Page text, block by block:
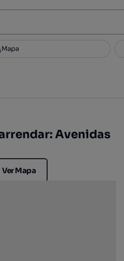
3
Mapa
Avenidas
Ver Mapa